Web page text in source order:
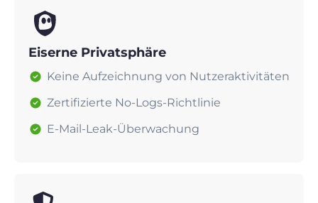
Eiserne Privatsphäre
Keine Aufzeichnung von Nutzeraktivitäten
Zertifizierte No-Logs-Richtlinie
E-Mail-Leak-Überwachung